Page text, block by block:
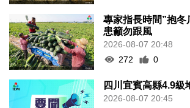
專家指長時間”抱冬
患籲勿跟風
2026-08-07 20:48
272
0
四川宜賓高縣4.9級
2026-08-07 20:45